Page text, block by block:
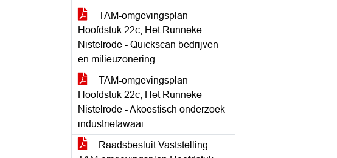
TAM-omgevingsplan
Hoofdstuk 22c, Het Runneke
Nistelrode - Quickscan bedrijven
en milieuzonering
TAM-omgevingsplan
Hoofdstuk 22c, Het Runneke
Nistelrode - Akoestisch onderzoek
industrielawaai
Raadsbesluit Vaststelling